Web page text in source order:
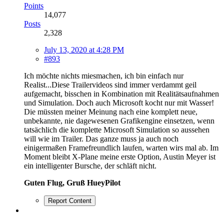
Points
14,077
Posts
2,328
July 13, 2020 at 4:28 PM
#893
Ich möchte nichts miesmachen, ich bin einfach nur
Realist...Diese Trailervideos sind immer verdammt geil
aufgemacht, bisschen in Kombination mit Realitätsaufnahmen
und Simulation. Doch auch Microsoft kocht nur mit Wasser!
Die müssten meiner Meinung nach eine komplett neue,
unbekannte, nie dagewesenen Grafikengine einsetzen, wenn
tatsächlich die komplette Microsoft Simulation so aussehen
will wie im Trailer. Das ganze muss ja auch noch
einigermaßen Framefreundlich laufen, warten wirs mal ab. Im
Moment bleibt X-Plane meine erste Option, Austin Meyer ist
ein intelligenter Bursche, der schläft nicht.
Guten Flug, Gruß HueyPilot
Report Content